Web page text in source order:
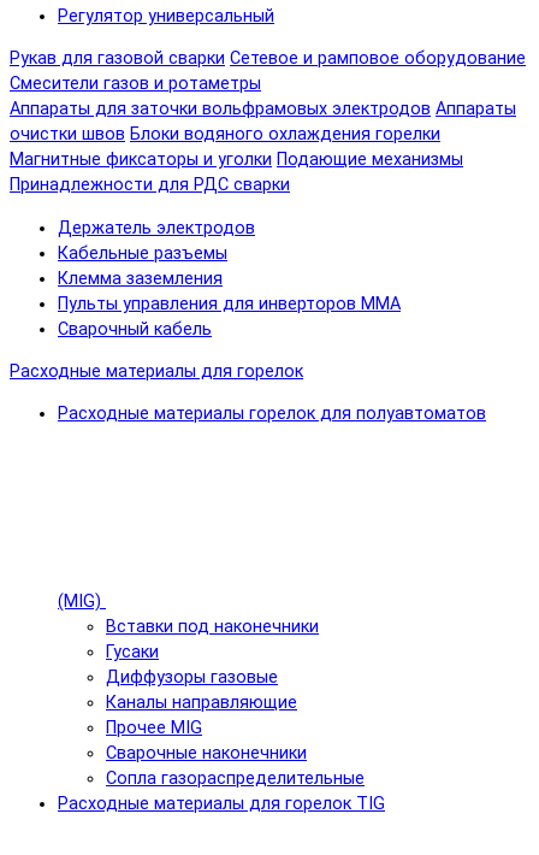
Регулятор универсальный
Рукав для газовой сварки Сетевое и рамповое оборудование
Смесители газов и ротаметры
Аппараты для заточки вольфрамовых электродов Аппараты
очистки швов Блоки водяного охлаждения горелки
Магнитные фиксаторы и уголки Подающие механизмы
Принадлежности для РДС сварки
Держатель электродов
Кабельные разъемы
Клемма заземления
Пульты управления для инверторов MMA
Сварочный кабель
Расходные материалы для горелок
Расходные материалы горелок для полуавтоматов
(MIG)
Вставки под наконечники
Гусаки
Диффузоры газовые
Каналы направляющие
Прочее MIG
Сварочные наконечники
Сопла газораспределительные
Расходные материалы для горелок TIG